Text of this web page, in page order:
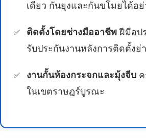
เดียว กันยุงและกันขโมยได้อย่
ติดตั้งโดยช่างมืออาชีพ ฝีมือป
รับประกันงานหลังการติดตั้ง
งานกั้นห้องกระจกและมุ้งจีบ
ในเขตราษฎร์บูรณะ